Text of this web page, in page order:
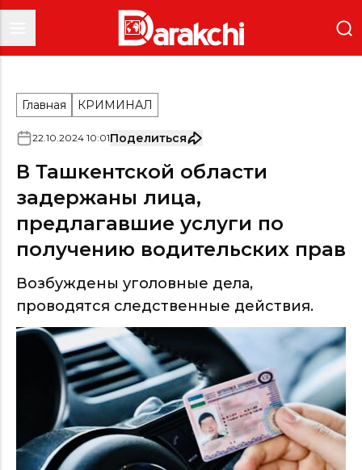
Главная КРИМИНАЛ
22.10.2024 10:01Поделиться
В Ташкентской области
задержаны лица,
предлагавшие услуги по
получению водительских прав
Возбуждены уголовные дела,
проводятся следственные действия.